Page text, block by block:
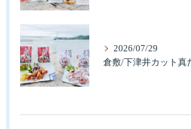
2026/07/29